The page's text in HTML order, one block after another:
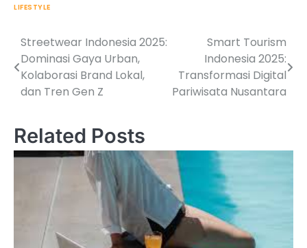
LIFESTYLE
Post
navigation
Streetwear Indonesia 2025:
Dominasi Gaya Urban,
Kolaborasi Brand Lokal,
dan Tren Gen Z
Smart Tourism
Indonesia 2025:
Transformasi Digital
Pariwisata Nusantara
Related Posts